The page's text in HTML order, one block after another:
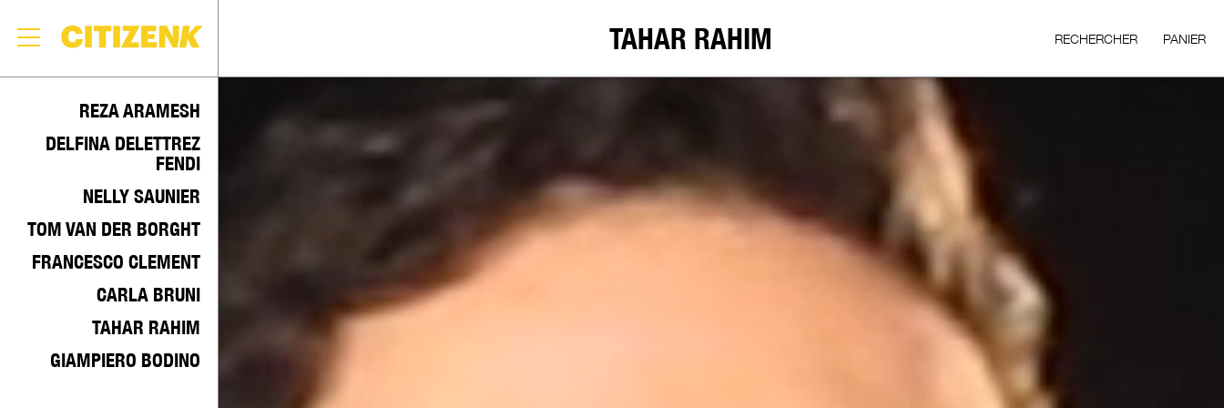
TAHAR RAHIM RECHERCHER PANIER
REZA ARAMESH
DELFINA DELETTREZ
FENDI
NELLY SAUNIER
TOM VAN DER BORGHT
FRANCESCO CLEMENT
CARLA BRUNI
TAHAR RAHIM
GIAMPIERO BODINO